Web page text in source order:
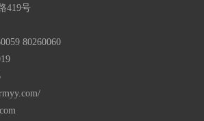
419号
80260060